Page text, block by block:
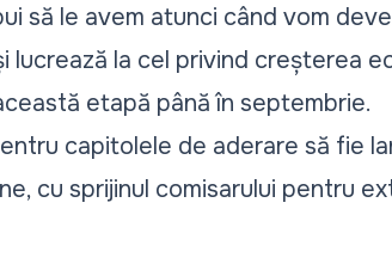
să le avem atunci când vom
lucrează la cel privind creșterea
etapă până în septembrie.
capitolele de aderare să fie
cu sprijinul comisarului pentru